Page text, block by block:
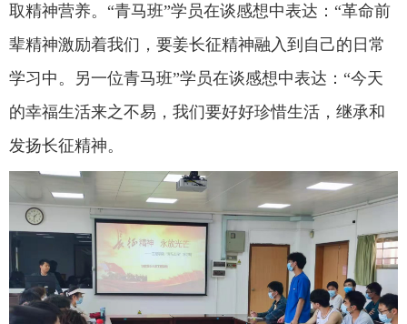
取精神营养。“青马班”学员在谈感想中表达：“革命前
辈精神激励着我们，要姜长征精神融入到自己的日常
学习中。另一位青马班”学员在谈感想中表达：“今天
的幸福生活来之不易，我们要好好珍惜生活，继承和
发扬长征精神。